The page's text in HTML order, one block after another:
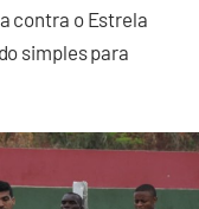
contra o Estrela
simples para